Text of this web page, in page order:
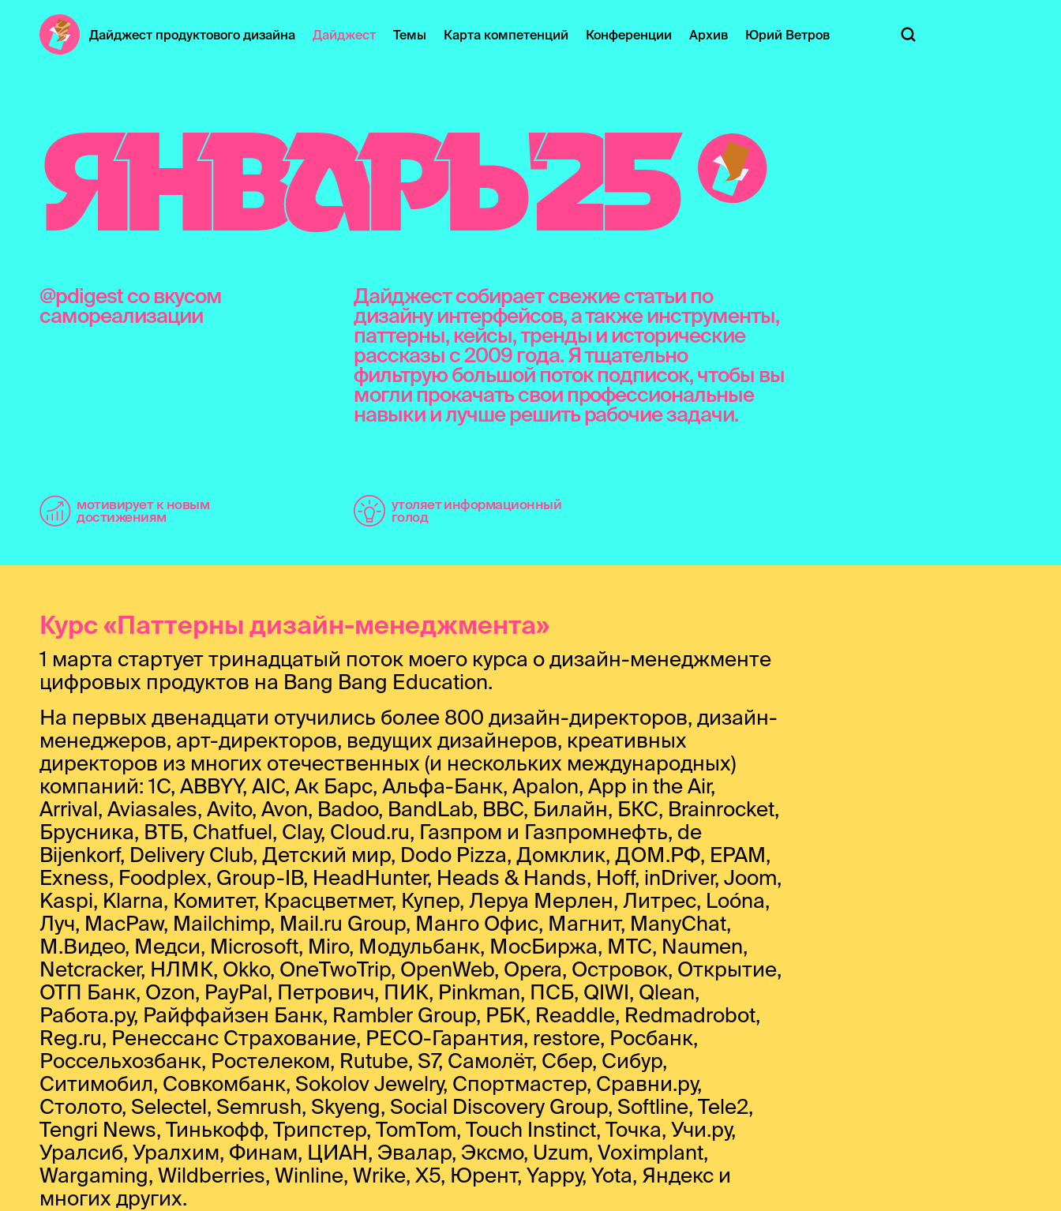
Дайджест продуктового дизайна Дайджест Темы Карта компетенций Конференции Архив Юрий Ветров
ЯНВАРЬ'25
@pdigest со вкусом
самореализации
Дайджест собирает свежие статьи по
дизайну интерфейсов, а также инструменты,
паттерны, кейсы, тренды и исторические
рассказы с 2009 года. Я тщательно
фильтрую большой поток подписок, чтобы вы
могли прокачать свои профессиональные
навыки и лучше решить рабочие задачи.
мотивирует к новым
достижениям
утоляет информационный
голод
Курс «Паттерны дизайн-менеджмента»
1 марта стартует тринадцатый поток моего курса о дизайн-менеджменте
цифровых продуктов на Bang Bang Education.
На первых двенадцати отучились более 800 дизайн-директоров, дизайн-
менеджеров, арт-директоров, ведущих дизайнеров, креативных
директоров из многих отечественных (и нескольких международных)
компаний: 1C, ABBYY, AIC, Ак Барс, Альфа-Банк, Apalon, App in the Air,
Arrival, Aviasales, Avito, Avon, Badoo, BandLab, BBC, Билайн, БКС, Brainrocket,
Брусника, ВТБ, Chatfuel, Clay, Cloud.ru, Газпром и Газпромнефть, de
Bijenkorf, Delivery Club, Детский мир, Dodo Pizza, Домклик, ДОМ.РФ, EPAM,
Exness, Foodplex, Group-IB, HeadHunter, Heads & Hands, Hoff, inDriver, Joom,
Kaspi, Klarna, Комитет, Красцветмет, Купер, Леруа Мерлен, Литрес, Loóna,
Луч, MacPaw, Mailchimp, Mail.ru Group, Манго Офис, Магнит, ManyChat,
М.Видео, Медси, Microsoft, Miro, Модульбанк, МосБиржа, МТС, Naumen,
Netcracker, НЛМК, Okko, OneTwoTrip, OpenWeb, Opera, Островок, Открытие,
ОТП Банк, Ozon, PayPal, Петрович, ПИК, Pinkman, ПСБ, QIWI, Qlean,
Работа.ру, Райффайзен Банк, Rambler Group, РБК, Readdle, Redmadrobot,
Reg.ru, Ренессанс Страхование, РЕСО-Гарантия, restore, Росбанк,
Россельхозбанк, Ростелеком, Rutube, S7, Самолёт, Сбер, Сибур,
Ситимобил, Совкомбанк, Sokolov Jewelry, Спортмастер, Сравни.ру,
Столото, Selectel, Semrush, Skyeng, Social Discovery Group, Softline, Tele2,
Tengri News, Тинькофф, Трипстер, TomTom, Touch Instinct, Точка, Учи.ру,
Уралсиб, Уралхим, Финам, ЦИАН, Эвалар, Эксмо, Uzum, Voximplant,
Wargaming, Wildberries, Winline, Wrike, X5, Юрент, Yappy, Yota, Яндекс и
многих других.